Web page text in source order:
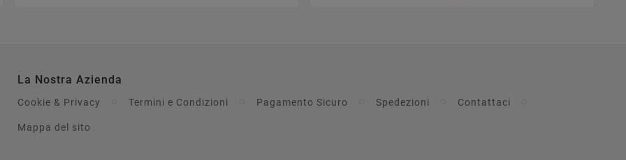
La Nostra Azienda
Cookie & Privacy Termini e Condizioni Pagamento Sicuro Spedezioni Contattaci
Mappa del sito